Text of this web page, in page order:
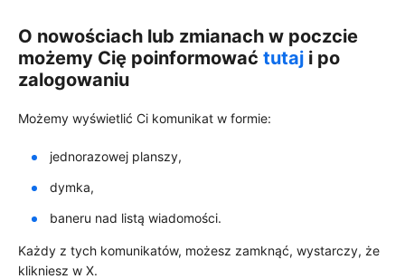
O nowościach lub zmianach w poczcie
możemy Cię poinformować tutaj i po
zalogowaniu
Możemy wyświetlić Ci komunikat w formie:
jednorazowej planszy,
dymka,
baneru nad listą wiadomości.
Każdy z tych komunikatów, możesz zamknąć, wystarczy, że
klikniesz w X.